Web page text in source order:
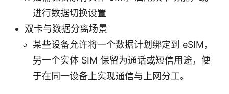
进行数据切换设置
双卡与数据分离场景
某些设备允许将一个数据计划绑定到 eSIM，
另一个实体 SIM 保留为通话或短信用途，便
于在同一设备上实现通信与上网分工。